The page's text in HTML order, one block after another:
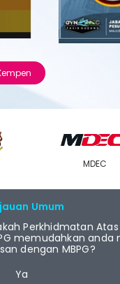
MDEC
Umum
Perkhidmatan
memudahkan anda
dengan MBPG?
Ya